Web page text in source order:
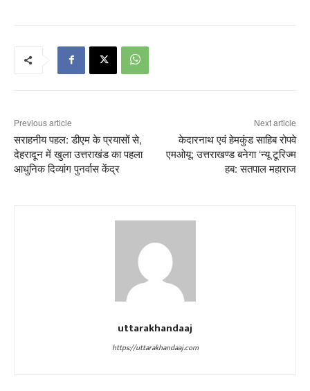
Previous article
सराहनीय पहल: डीएम के प्रयासों से,
देहरादून में खुला उत्तराखंड का पहला
आधुनिक दिव्यांग पुनर्वास केंद्र
Next article
केदारनाथ एवं हेमकुंड साहिब रोपवे
एमओयू‌: उत्तराखण्ड बनेगा ‘न्यू टूरिज्म
हब: सतपाल महाराज
uttarakhandaaj
https://uttarakhandaaj.com